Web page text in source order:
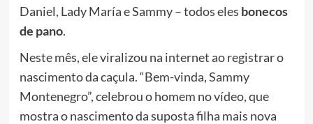
Daniel, Lady María e Sammy – todos eles bonecos
de pano.
Neste mês, ele viralizou na internet ao registrar o
nascimento da caçula. “Bem-vinda, Sammy
Montenegro”, celebrou o homem no vídeo, que
mostra o nascimento da suposta filha mais nova